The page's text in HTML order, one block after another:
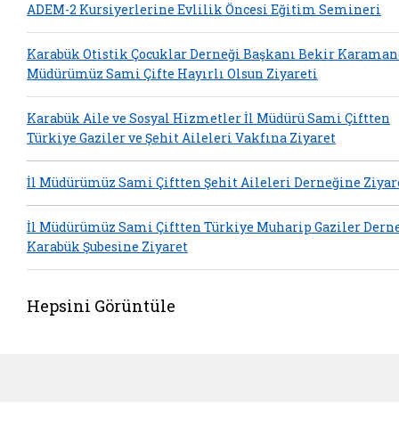
ADEM-2 Kursiyerlerine Evlilik Öncesi Eğitim Semineri
Karabük Otistik Çocuklar Derneği Başkanı Bekir
Müdürümüz Sami Çifte Hayırlı Olsun Ziyareti
Karabük Aile ve Sosyal Hizmetler İl Müdürü Sami Çiftten
Türkiye Gaziler ve Şehit Aileleri Vakfına Ziyaret
İl Müdürümüz Sami Çiftten Şehit Aileleri Derneğine
İl Müdürümüz Sami Çiftten Türkiye Muharip Gaziler
Karabük Şubesine Ziyaret
Hepsini Görüntüle